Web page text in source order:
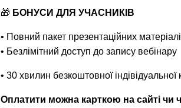
🎁 БОНУСИ ДЛЯ УЧАСНИКІВ
• Повний пакет презентаційних
• Безлімітний доступ до запису вебінару
• 30 хвилин безкоштовної індівідуальної
Оплатити можна карткою на сайті чи